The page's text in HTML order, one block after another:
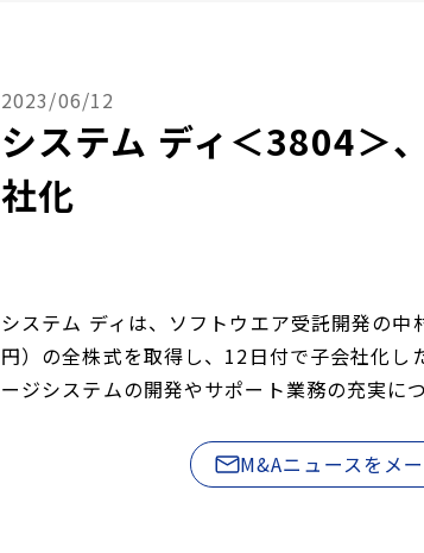
2023/06/12
システム ディ＜3804＞
社化
システム ディは、ソフトウエア受託開発の
円）の全株式を取得し、12日付で子会社化
ージシステムの開発やサポート業務の充実に
M&Aニュースをメ